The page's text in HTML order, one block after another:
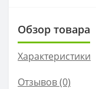
Обзор товара
Характеристики
Отзывов (0)